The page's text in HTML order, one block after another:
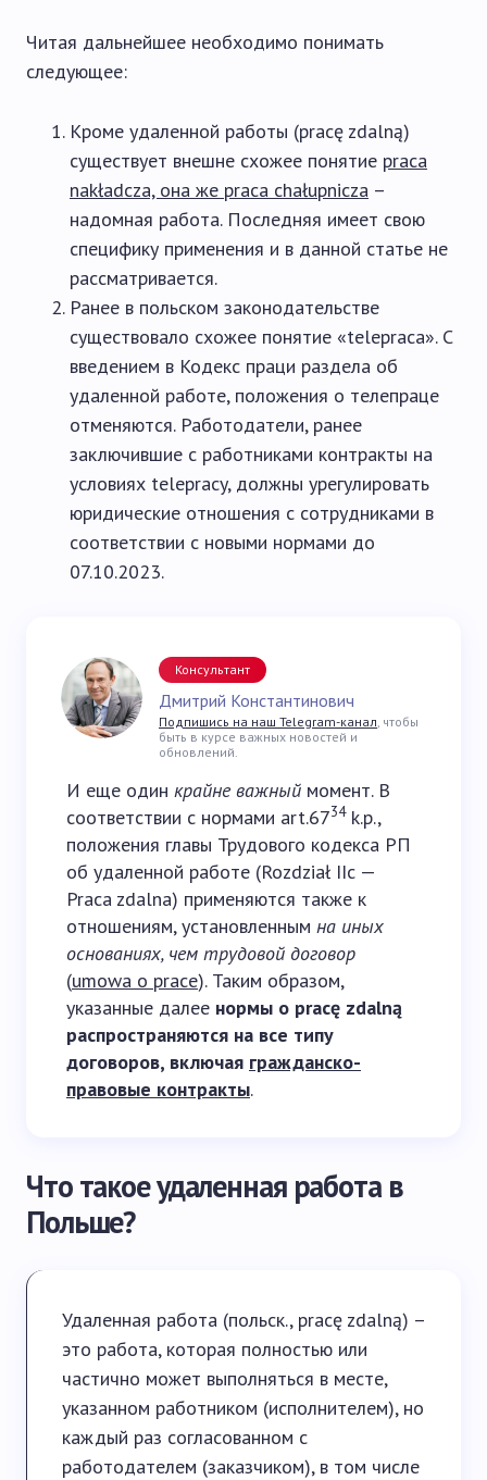
Читая дальнейшее необходимо понимать
следующее:
Кроме удаленной работы (pracę zdalną)
существует внешне схожее понятие praca
nakładcza, она же praca chałupnicza –
надомная работа. Последняя имеет свою
специфику применения и в данной статье не
рассматривается.
Ранее в польском законодательстве
существовало схожее понятие «telepraca». С
введением в Кодекс праци раздела об
удаленной работе, положения о телепраце
отменяются. Работодатели, ранее
заключившие с работниками контракты на
условиях telepracy, должны урегулировать
юридические отношения с сотрудниками в
соответствии с новыми нормами до
07.10.2023.
Консультант
Дмитрий Константинович
Подпишись на наш Telegram-канал, чтобы
быть в курсе важных новостей и
обновлений.
И еще один крайне важный момент. В
соответствии с нормами art.6734k.p.,
положения главы Трудового кодекса РП
об удаленной работе (Rozdział IIc —
Praca zdalna) применяются также к
отношениям, установленным на иных
основаниях, чем трудовой договор
(umowa o prace). Таким образом,
указанные далее нормы о pracę zdalną
распространяются на все типу
договоров, включая гражданско-
правовые контракты.
Что такое удаленная работа в
Польше?
Удаленная работа (польск., pracę zdalną) –
это работа, которая полностью или
частично может выполняться в месте,
указанном работником (исполнителем), но
каждый раз согласованном с
работодателем (заказчиком), в том числе